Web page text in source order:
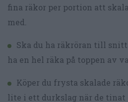
fina räkor per portion att
med.
Ska du ha räkröran till
ha en hel räka på toppen av
Köper du frysta skalade
lite i ett durkslag när de tinat